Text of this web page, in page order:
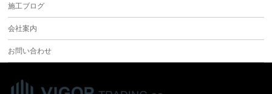
施工ブログ
会社案内
お問い合わせ